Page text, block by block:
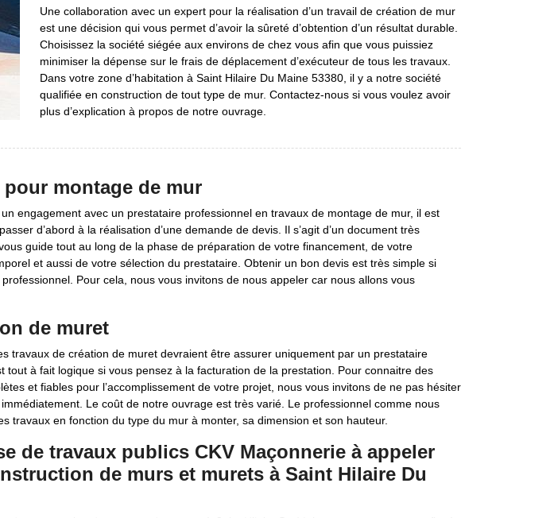
Une collaboration avec un expert pour la réalisation d’un travail de création de mur
est une décision qui vous permet d’avoir la sûreté d’obtention d’un résultat durable.
Choisissez la société siégée aux environs de chez vous afin que vous puissiez
minimiser la dépense sur le frais de déplacement d’exécuteur de tous les travaux.
Dans votre zone d’habitation à Saint Hilaire Du Maine 53380, il y a notre société
qualifiée en construction de tout type de mur. Contactez-nous si vous voulez avoir
plus d’explication à propos de notre ouvrage.
montage de mur
engagement avec un prestataire professionnel en travaux de montage de mur, il est
d’abord à la réalisation d’une demande de devis. Il s’agit d’un document très
guide tout au long de la phase de préparation de votre financement, de votre
et aussi de votre sélection du prestataire. Obtenir un bon devis est très simple si
Pour cela, nous vous invitons de nous appeler car nous allons vous
de muret
travaux de création de muret devraient être assurer uniquement par un prestataire
tout à fait logique si vous pensez à la facturation de la prestation. Pour connaitre des
et fiables pour l’accomplissement de votre projet, nous vous invitons de ne pas hésiter
Le coût de notre ouvrage est très varié. Le professionnel comme nous
travaux en fonction du type du mur à monter, sa dimension et son hauteur.
de travaux publics CKV Maçonnerie à appeler
de murs et murets à Saint Hilaire Du